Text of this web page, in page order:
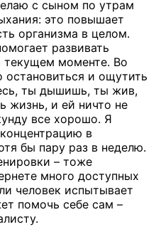
с сыном по утрам
это повышает
организма в целом.
развивать
текущем моменте. Во
остановиться и ощутить
ты дышишь, ты жив,
жизнь, и ей ничто не
все хорошо. Я
в
бы пару раз в неделю.
– тоже
много доступных
человек испытывает
помочь себе сам –